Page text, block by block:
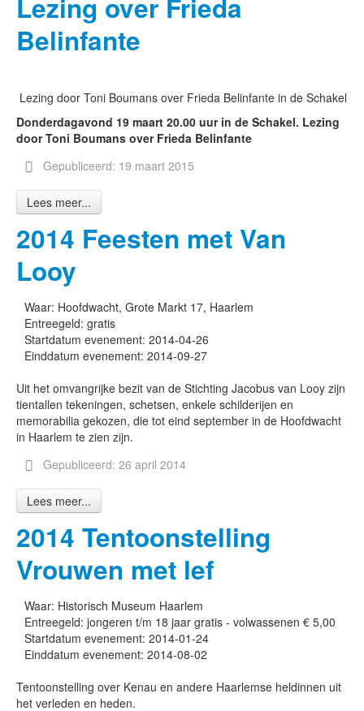
Lezing over Frieda
Belinfante
Lezing door Toni Boumans over Frieda Belinfante in de Schakel
Donderdagavond 19 maart 20.00 uur in de Schakel. Lezing
door Toni Boumans over Frieda Belinfante
Gepubliceerd: 19 maart 2015
Lees meer...
2014 Feesten met Van
Looy
Waar: Hoofdwacht, Grote Markt 17, Haarlem
Entreegeld: gratis
Startdatum evenement: 2014-04-26
Einddatum evenement: 2014-09-27
Uit het omvangrijke bezit van de Stichting Jacobus van Looy zijn
tientallen tekeningen, schetsen, enkele schilderijen en
memorabilia gekozen, die tot eind september in de Hoofdwacht
in Haarlem te zien zijn.
Gepubliceerd: 26 april 2014
Lees meer...
2014 Tentoonstelling
Vrouwen met lef
Waar: Historisch Museum Haarlem
Entreegeld: jongeren t/m 18 jaar gratis - volwassenen € 5,00
Startdatum evenement: 2014-01-24
Einddatum evenement: 2014-08-02
Tentoonstelling over Kenau en andere Haarlemse heldinnen uit
het verleden en heden.